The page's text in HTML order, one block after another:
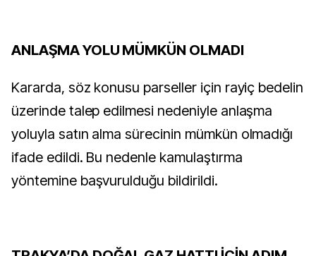
ANLAŞMA YOLU MÜMKÜN OLMADI
Kararda, söz konusu parseller için rayiç bedelin
üzerinde talep edilmesi nedeniyle anlaşma
yoluyla satın alma sürecinin mümkün olmadığı
ifade edildi. Bu nedenle kamulaştırma
yöntemine başvurulduğu bildirildi.